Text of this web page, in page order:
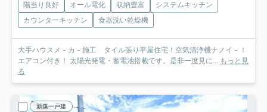
陽当り良好 オール電化 収納豊富
システムキッチン
カウンターキッチン
食器洗い乾燥機
大手ハウスメ－カ－施工 タイル張り平屋住宅！空気清浄機ナノイ－！
エアコン付き！ 太陽光発電・蓄電池搭載です。是非一度見に... もっと見
る
新築一戸建